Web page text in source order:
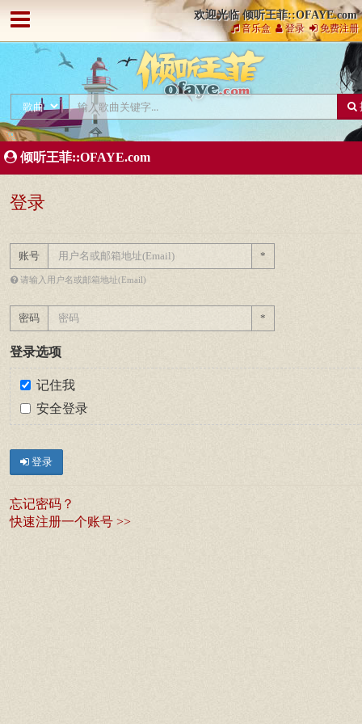
欢迎光临 倾听王菲::OFAYE.com
音乐盒 登录 免费注册
倾听王菲::OFAYE.com
登录
账号 *
请输入用户名或邮箱地址(Email)
密码 *
登录选项
记住我
安全登录
登录
忘记密码？
快速注册一个账号 >>